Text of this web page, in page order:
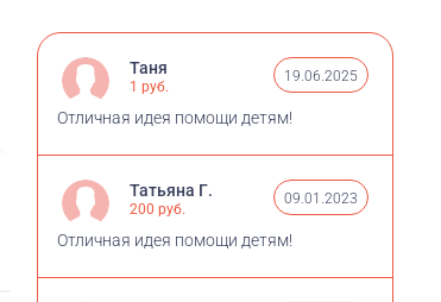
Таня
1 руб.
19.06.2025
Отличная идея помощи детям!
Татьяна Г.
200 руб.
09.01.2023
Отличная идея помощи детям!